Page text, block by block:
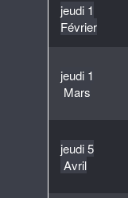
jeudi 1
Février
jeudi 1
Mars
jeudi 5
Avril